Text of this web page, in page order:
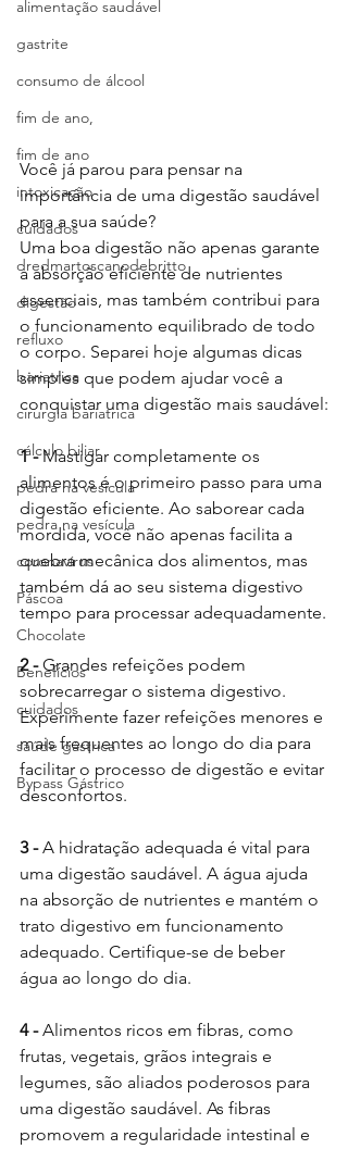
alimentação saudável
gastrite
consumo de álcool
fim de ano,
fim de ano
intoxicação
cuidados
dredmartoscanodebritto
digestão
refluxo
bariatrica
cirurgia bariatrica
cálculo biliar
pedra na vesicula
pedra na vesícula
coronavírus
Páscoa
Chocolate
Benefícios
cuidados
saúde gástrica
Bypass Gástrico
Você já parou para pensar na
importância de uma digestão saudável
para a sua saúde?
Uma boa digestão não apenas garante
a absorção eficiente de nutrientes
essenciais, mas também contribui para
o funcionamento equilibrado de todo
o corpo. Separei hoje algumas dicas
simples que podem ajudar você a
conquistar uma digestão mais saudável:
1 - Mastigar completamente os
alimentos é o primeiro passo para uma
digestão eficiente. Ao saborear cada
mordida, você não apenas facilita a
quebra mecânica dos alimentos, mas
também dá ao seu sistema digestivo
tempo para processar adequadamente.
2 - Grandes refeições podem
sobrecarregar o sistema digestivo.
Experimente fazer refeições menores e
mais frequentes ao longo do dia para
facilitar o processo de digestão e evitar
desconfortos.
3 - A hidratação adequada é vital para
uma digestão saudável. A água ajuda
na absorção de nutrientes e mantém o
trato digestivo em funcionamento
adequado. Certifique-se de beber
água ao longo do dia.
4 - Alimentos ricos em fibras, como
frutas, vegetais, grãos integrais e
legumes, são aliados poderosos para
uma digestão saudável. As fibras
promovem a regularidade intestinal e